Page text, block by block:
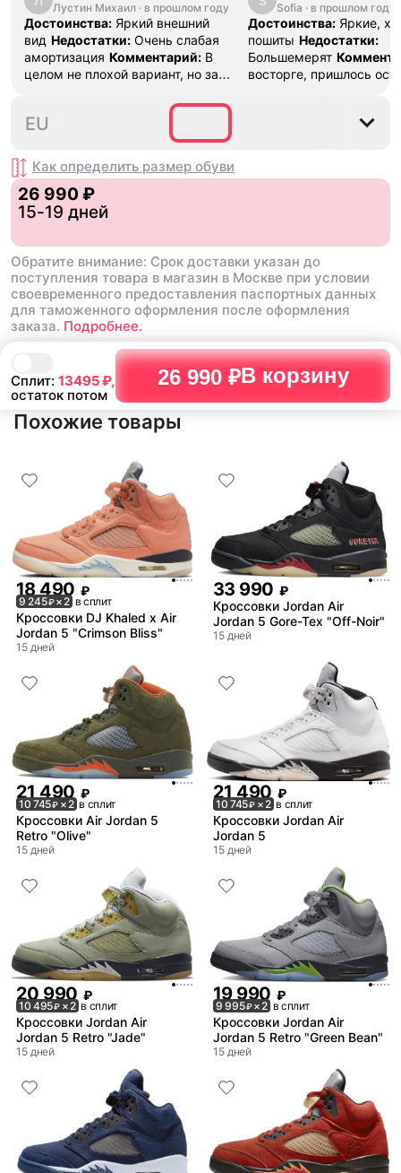
Сплит: 13495₽,
остаток потом
26 990 ₽В корзину
"Bright Crimson" PF
Лустин Михаил · в прошлом году
Достоинства: Яркий внешний
вид Недостатки: Очень слабая
амортизация Комментарий: В
целом не плохой вариант, но за
множество других более хороших
баскетбольных кроссовок
SE "Turf
Sofia · в прошлом году
Достоинства: Яркие,
пошиты Недостатки:
Большемерят
восторге, пришлось
42.5
EU
Как определить размер обуви
26 990 ₽
15-19 дней
Обратите внимание: Срок доставки указан до
поступления товара в магазин в Москве при условии
своевременного предоставления паспортных данных
для таможенного оформления после оформления
заказа. Подробнее.
Похожие товары
18 490 ₽
9 245₽× 2 в сплит
Кроссовки DJ Khaled x Air
Jordan 5 "Crimson Bliss"
15 дней
33 990 ₽
Кроссовки Jordan Air
Jordan 5 Gore-Tex "Off-Noir"
15 дней
21 490 ₽
10 745₽ × 2 в сплит
Кроссовки Air Jordan 5
Retro "Olive"
15 дней
21 490 ₽
10 745₽ × 2 в сплит
Кроссовки Jordan Air
Jordan 5
15 дней
20 990 ₽
10 495₽ × 2 в сплит
Кроссовки Jordan Air
Jordan 5 Retro "Jade"
15 дней
19 990 ₽
9 995₽× 2 в сплит
Кроссовки Jordan Air
Jordan 5 Retro "Green Bean"
15 дней